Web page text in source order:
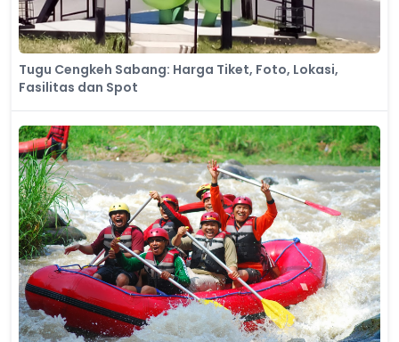
Tugu Cengkeh Sabang: Harga Tiket, Foto, Lokasi,
Fasilitas dan Spot